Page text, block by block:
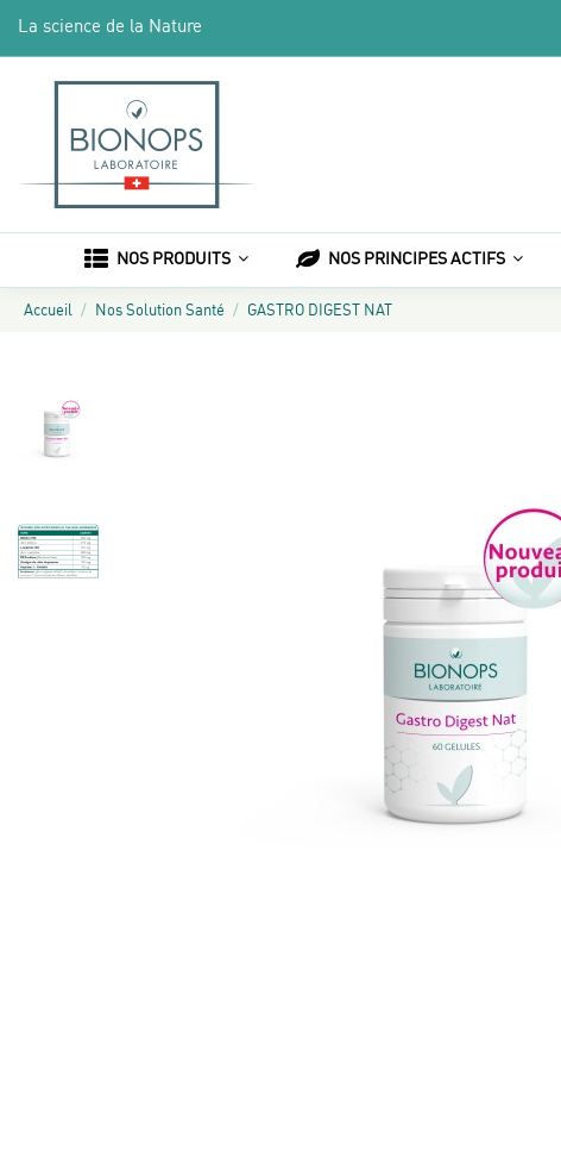
La science de la Nature
NOS PRODUITS NOS PRINCIPES ACTIFS
Accueil Nos Solution Santé GASTRO DIGEST NAT